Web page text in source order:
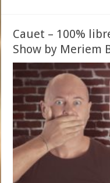
Cauet – 100%
Show by Meriem